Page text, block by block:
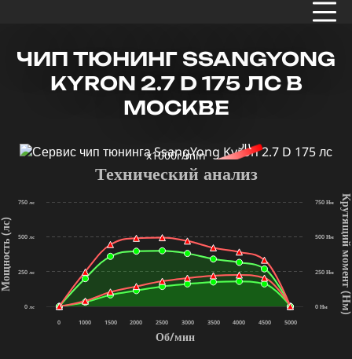
ЧИП ТЮНИНГ SSANGYONG
KYRON 2.7 D 175 ЛС В
МОСКВЕ
x1000r/min
Об/мин
(лс)
Технический анализ
0 1000 1500 2000 2500 3000 3500 4000 4500 5000
0 лс
250 лс
500 лс
750 лс
0 Нм
250 Нм
500 Нм
750 Нм